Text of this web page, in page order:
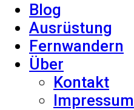
Blog
Ausrüstung
Fernwandern
Über
Kontakt
Impressum